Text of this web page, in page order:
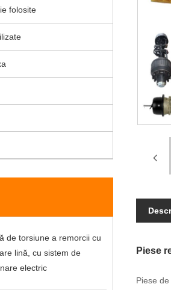
folosite
de torsiune a remorcii cu
lină, cu sistem de
electric
Piese
Piese